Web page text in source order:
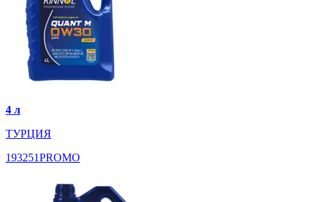
4 л
ТУРЦИЯ
193251PROMO